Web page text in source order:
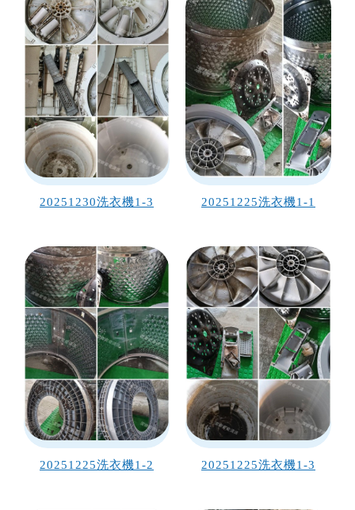
20251230洗衣機1-3 20251225洗衣機1-1
20251225洗衣機1-2 20251225洗衣機1-3